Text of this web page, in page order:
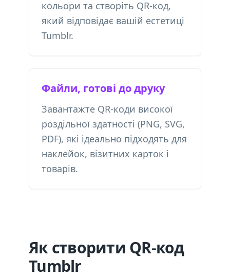
кольори та створіть QR-код,
який відповідає вашій естетиці
Tumblr.
Файли, готові до друку
Завантажте QR-коди високої
роздільної здатності (PNG, SVG,
PDF), які ідеально підходять для
наклейок, візитних карток і
товарів.
Як створити QR-код
Tumblr